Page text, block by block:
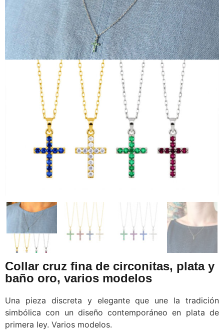
Collar cruz fina de circonitas, plata y
baño oro, varios modelos
Una pieza discreta y elegante que une la tradición
simbólica con un diseño contemporáneo en plata de
primera ley. Varios modelos.